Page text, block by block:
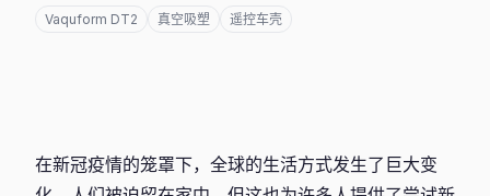
Vaquform DT2 真空吸塑 遥控车壳
在新冠疫情的笼罩下，全球的生活方式发生了巨大变